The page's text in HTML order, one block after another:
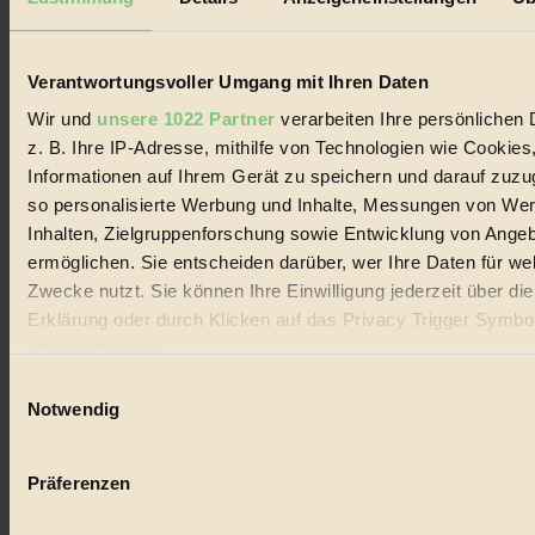
Verantwortungsvoller Umgang mit Ihren Daten
Wir und unsere 1022 Partner verarbeiten Ihre persönlichen
z. B. Ihre IP-Adresse, mithilfe von Technologien wie
Informationen auf Ihrem Gerät zu speichern und darauf
so personalisierte Werbung und Inhalte, Messungen von
Inhalten, Zielgruppenforschung sowie Entwicklung von
ermöglichen. Sie entscheiden darüber, wer Ihre Daten für
Zwecke nutzt. Sie können Ihre Einwilligung jederzeit über
Erklärung oder durch Klicken auf das Privacy Trigger
Wenn Sie es erlauben, würden wir auch gerne:
Ihr Gerät durch aktives Scannen nach bestimmten
Notwendig
Präferenzen
Biorama steht für einen nachhaltigen Lebensstil und bewussten
Lebenswandel. Es ist eine moderne Plattform für Ideen, Menschen
Handels mit Bioprodukten, des Fair-Trade sowie der Branche
alternativer Energien.
Social Media
22.601 Fans auf Facebook
3.415 Follower auf Twitter
Folge uns auf Instagram
Themen
Bio
Vegan